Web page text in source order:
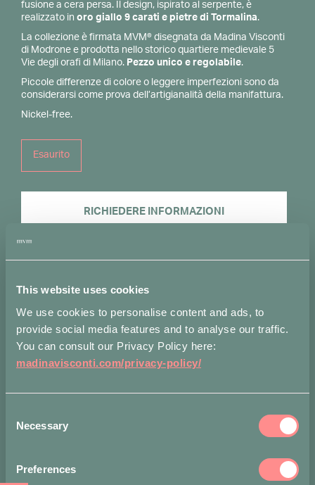
This website uses cookies
We use cookies to personalise content and ads, to
provide social media features and to analyse our traffic.
You can consult our Privacy Policy here:
madinavisconti.com/privacy-policy/
Selection
Necessary
Preferences
fusione a cera persa. Il design, ispirato al serpente, è
realizzato in oro giallo 9 carati e pietre di Tormalina.
La collezione è firmata MVM® disegnata da Madina Visconti
di Modrone e prodotta nello storico quartiere medievale 5
Vie degli orafi di Milano. Pezzo unico e regolabile.
Piccole differenze di colore o leggere imperfezioni sono da
considerarsi come prova dell’artigianalità della manifattura.
Nickel-free.
Esaurito
RICHIEDERE INFORMAZIONI
Misure Spedizioni Note
Lunghezza: 4 cm
Metodi di pagamento accettati
Iscriviti alla nostra mailing list per rimanere aggiornato